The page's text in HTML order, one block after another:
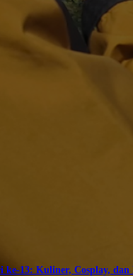
ke-13: Kuliner, Cosplay,